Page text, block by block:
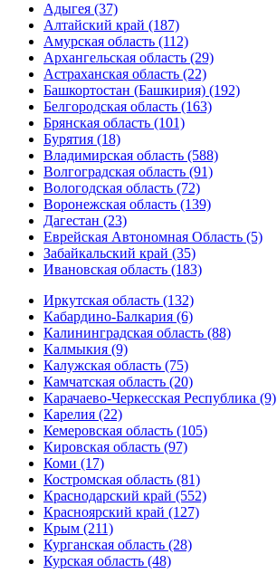
Адыгея (37)
Алтайский край (187)
Амурская область (112)
Архангельская область (29)
Астраханская область (22)
Башкортостан (Башкирия) (192)
Белгородская область (163)
Брянская область (101)
Бурятия (18)
Владимирская область (588)
Волгоградская область (91)
Вологодская область (72)
Воронежская область (139)
Дагестан (23)
Еврейская Автономная Область (5)
Забайкальский край (35)
Ивановская область (183)
Иркутская область (132)
Кабардино-Балкария (6)
Калининградская область (88)
Калмыкия (9)
Калужская область (75)
Камчатская область (20)
Карачаево-Черкесская Республика (9)
Карелия (22)
Кемеровская область (105)
Кировская область (97)
Коми (17)
Костромская область (81)
Краснодарский край (552)
Красноярский край (127)
Крым (211)
Курганская область (28)
Курская область (48)